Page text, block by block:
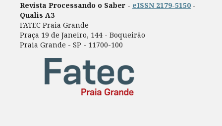
Revista Processando o Saber - eISSN 2179-5150 -
Qualis A3
FATEC Praia Grande
Praça 19 de Janeiro, 144 - Boqueirão
Praia Grande - SP - 11700-100